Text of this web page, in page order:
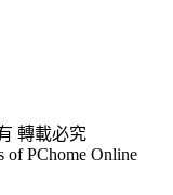
轉載必究
of PChome Online